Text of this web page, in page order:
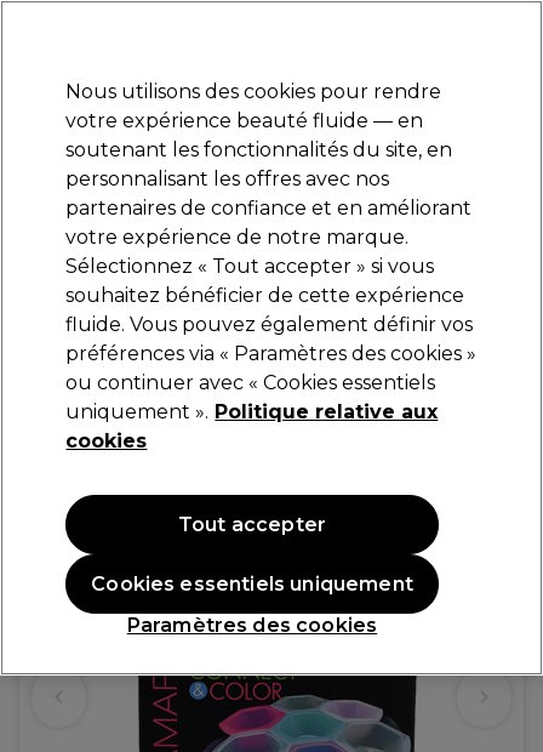
Se connecter
Marques Bons plans Coiffure Electro et Matériel
Livraison et délais
lire la suite
Framar Bols Connect & Color Framar
)
25,39 €
Nous utilisons des cookies pour rendre
votre expérience beauté fluide — en
soutenant les fonctionnalités du site, en
personnalisant les offres avec nos
partenaires de confiance et en améliorant
votre expérience de notre marque.
Sélectionnez « Tout accepter » si vous
souhaitez bénéficier de cette expérience
fluide. Vous pouvez également définir vos
préférences via « Paramètres des cookies »
ou continuer avec « Cookies essentiels
uniquement ». Politique relative aux
cookies
Paramètres des cookies
Cookies essentiels uniquement
Tout accepter